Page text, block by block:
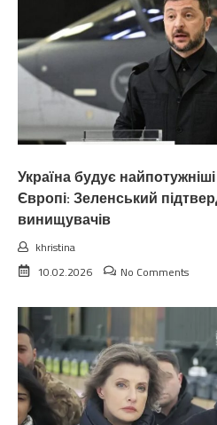
Україна будує
Європі: Зеленський
винищувачів
khristina
10.02.2026
No Comments